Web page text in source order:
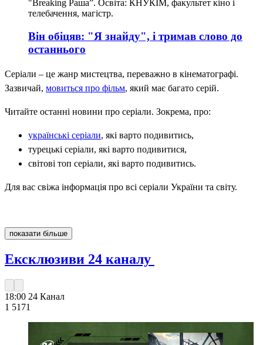
"Breaking Раша”. Освіта: КНУКІМ, факультет кіно і
телебачення, магістр.
Він обіцяв: "Я знайду", і тримав слово до
останнього
Серіали – це жанр мистецтва, переважно в кінематографі.
Зазвичай, мовиться про фільм, який має багато серій.
Читайте останні новини про серіали. Зокрема, про:
українські серіали, які варто подивитись,
турецькі серіали, які варто подивитися,
світові топ серіали, які варто подивитись.
Для вас свіжа інформація про всі серіали України та світу.
показати більше
Ексклюзиви 24 каналу
18:00 24 Канал
1 5171